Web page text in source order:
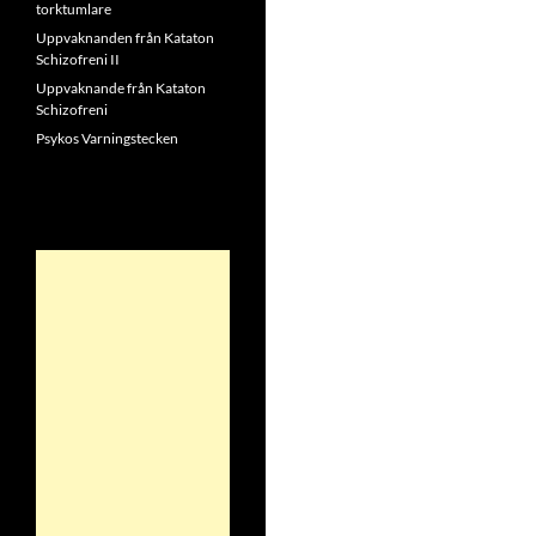
torktumlare
Uppvaknanden från Kataton
Schizofreni II
Uppvaknande från Kataton
Schizofreni
Psykos Varningstecken